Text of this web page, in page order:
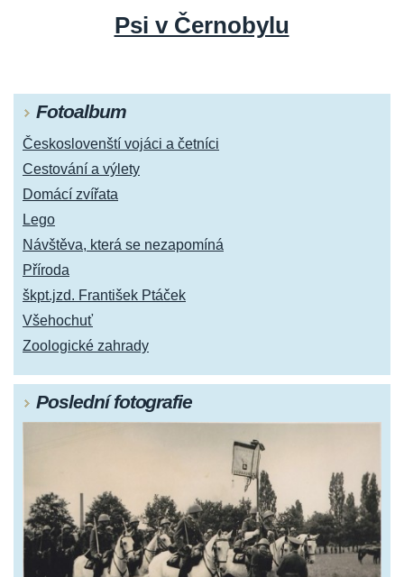
Psi v Černobylu
Fotoalbum
Českoslovenští vojáci a četníci
Cestování a výlety
Domácí zvířata
Lego
Návštěva, která se nezapomíná
Příroda
škpt.jzd. František Ptáček
Všehochuť
Zoologické zahrady
Poslední fotografie